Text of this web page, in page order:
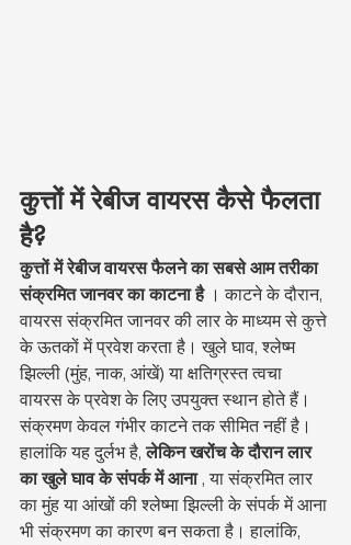
कुत्तों में रेबीज वायरस कैसे फैलता
है?
कुत्तों में रेबीज वायरस फैलने का सबसे आम तरीका
संक्रमित जानवर का काटना है । काटने के दौरान,
वायरस संक्रमित जानवर की लार के माध्यम से कुत्ते
के ऊतकों में प्रवेश करता है। खुले घाव, श्लेष्म
झिल्ली (मुंह, नाक, आंखें) या क्षतिग्रस्त त्वचा
वायरस के प्रवेश के लिए उपयुक्त स्थान होते हैं।
संक्रमण केवल गंभीर काटने तक सीमित नहीं है।
हालांकि यह दुर्लभ है, लेकिन खरोंच के दौरान लार
का खुले घाव के संपर्क में आना , या संक्रमित लार
का मुंह या आंखों की श्लेष्मा झिल्ली के संपर्क में आना
भी संक्रमण का कारण बन सकता है। हालांकि,